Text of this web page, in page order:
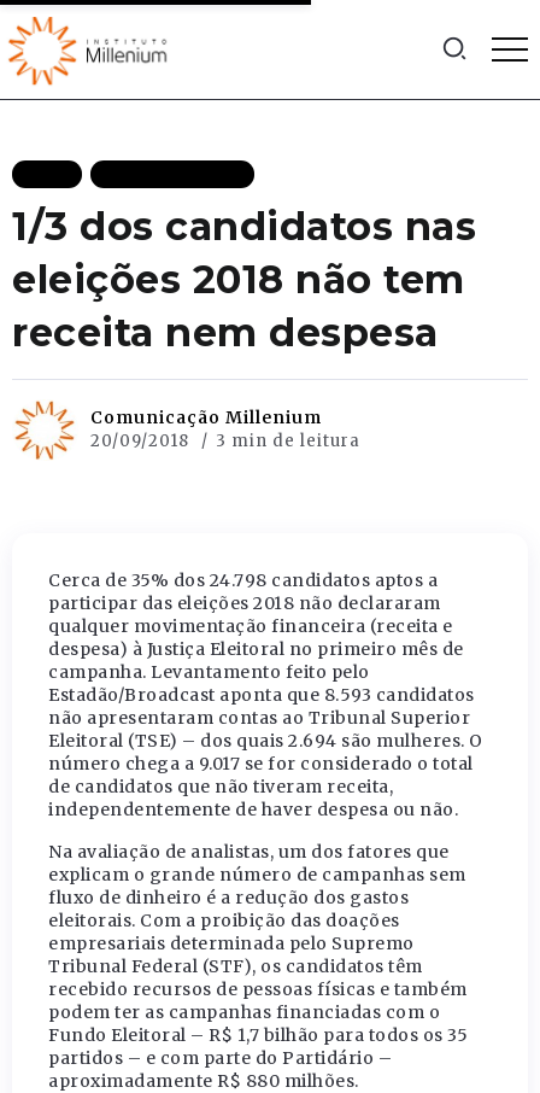
1/3 dos candidatos nas
eleições 2018 não tem
receita nem despesa
Comunicação Millenium
20/09/2018 3 min de leitura
Cerca de 35% dos 24.798 candidatos aptos a
participar das eleições 2018 não declararam
qualquer movimentação financeira (receita e
despesa) à Justiça Eleitoral no primeiro mês de
campanha. Levantamento feito pelo
Estadão/Broadcast aponta que 8.593 candidatos
não apresentaram contas ao Tribunal Superior
Eleitoral (TSE) – dos quais 2.694 são mulheres. O
número chega a 9.017 se for considerado o total
de candidatos que não tiveram receita,
independentemente de haver despesa ou não.
Na avaliação de analistas, um dos fatores que
explicam o grande número de campanhas sem
fluxo de dinheiro é a redução dos gastos
eleitorais. Com a proibição das doações
empresariais determinada pelo Supremo
Tribunal Federal (STF), os candidatos têm
recebido recursos de pessoas físicas e também
podem ter as campanhas financiadas com o
Fundo Eleitoral – R$ 1,7 bilhão para todos os 35
partidos – e com parte do Partidário –
aproximadamente R$ 880 milhões.